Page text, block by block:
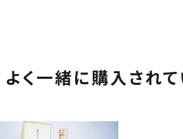
よく一緒に購入され